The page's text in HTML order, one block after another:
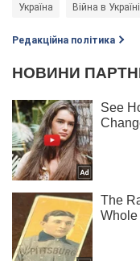
Україна Війна в Україні
Редакційна політика